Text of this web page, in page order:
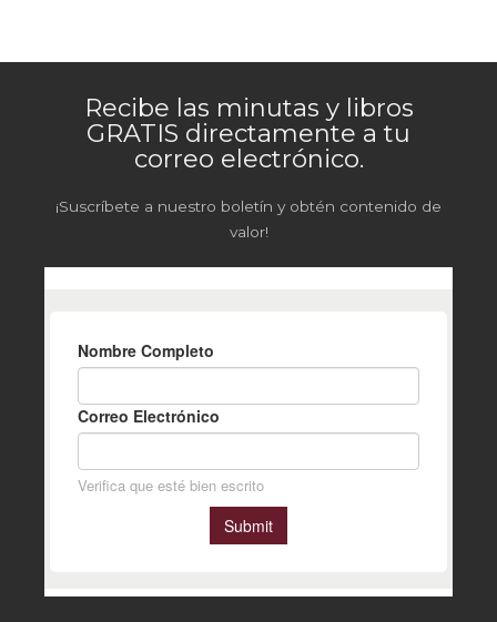
Recibe las minutas y libros
GRATIS directamente a tu
correo electrónico.
¡Suscríbete a nuestro boletín y obtén contenido de
valor!